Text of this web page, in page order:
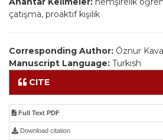
çatışma, proaktif kişilik
Corresponding Author: Öznur
Manuscript Language: Turkish
CITE
Full Text PDF
Download citation